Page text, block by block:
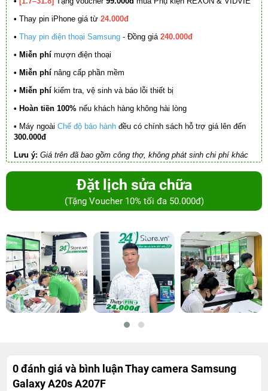
• Thay pin iPhone giá từ 24.000đ
• Thay pin điện thoại Samsung - Đồng giá 240.000đ
• Miễn phí mượn điện thoại
• Miễn phí nâng cấp phần mềm
• Miễn phí kiểm tra, vệ sinh và báo lỗi thiết bị
• Hoàn tiền 100% nếu khách hàng không hài lòng
• Máy ngoài Chế độ bảo hành đều có chính sách hỗ trợ giá lên đến
300.000đ
Lưu ý: Giá trên đã bao gồm công thợ, không phát sinh chi phí khác
Đặt lịch sửa chữa
(Tặng Voucher 10% tối đa 50.000đ)
0 đánh giá và bình luậnThay camera Samsung
Galaxy A20s A207F